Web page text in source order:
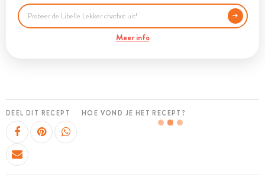
Meer info
DEEL DIT RECEPT HOE VOND JE HET RECEPT?